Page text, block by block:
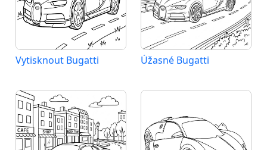
Vytisknout Bugatti Úžasné Bugatti